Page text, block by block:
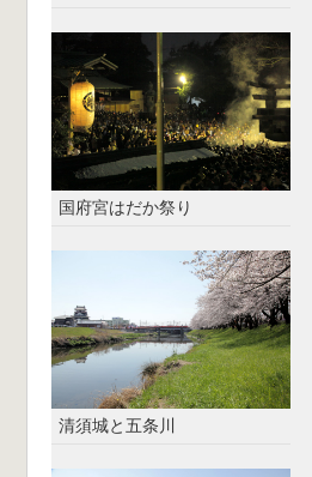
国府宮はだか祭り
清須城と五条川